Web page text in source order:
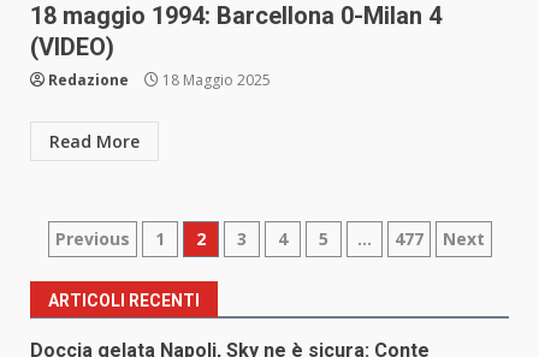
18 maggio 1994: Barcellona 0-Milan 4
(VIDEO)
Redazione 18 Maggio 2025
Read More
Paginazione
degli
articoli
Previous 1 2 3 4 5 … 477 Next
ARTICOLI RECENTI
Doccia gelata Napoli, Sky ne è sicura: Conte